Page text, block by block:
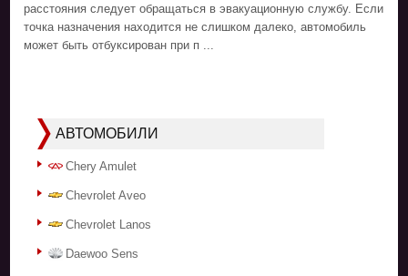
расстояния следует обращаться в эвакуационную службу. Если
точка назначения находится не слишком далеко, автомобиль
может быть отбуксирован при п ...
АВТОМОБИЛИ
Chery Amulet
Chevrolet Aveo
Chevrolet Lanos
Daewoo Sens